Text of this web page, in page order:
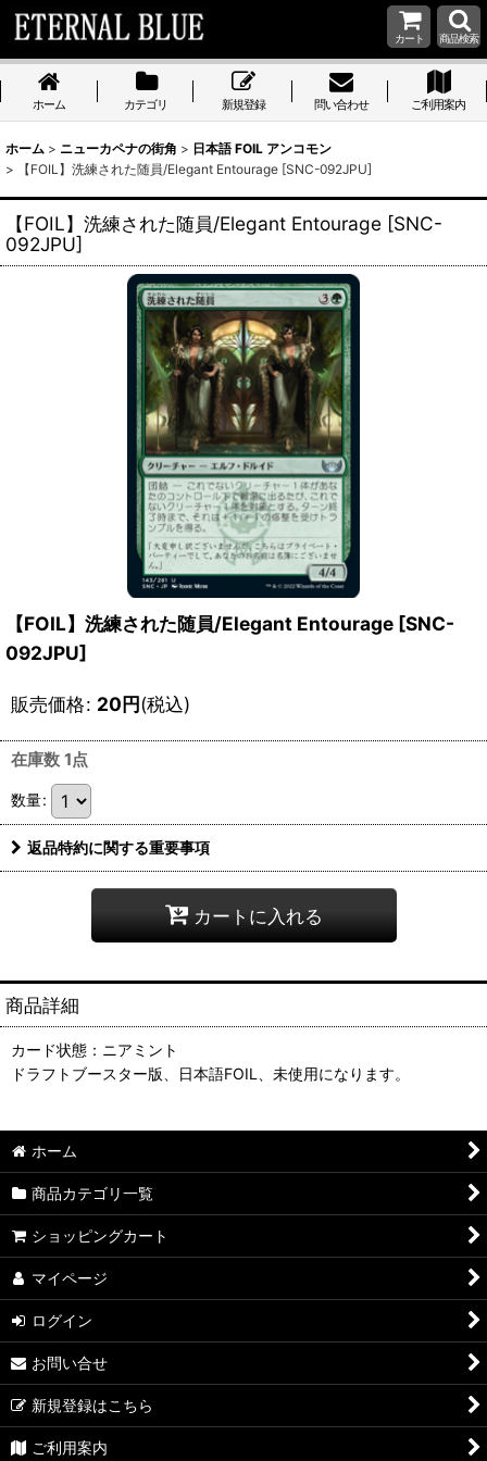
カート 商品検索
ホーム カテゴリ 新規登録 問い合わせ ご利用案内
ホーム > ニューカペナの街角 > 日本語 FOIL アンコモン
>
【FOIL】洗練された随員/Elegant Entourage [SNC-092JPU]
【FOIL】洗練された随員/Elegant Entourage [SNC-
092JPU]
【FOIL】洗練された随員/Elegant Entourage [SNC-
092JPU]
販売価格: 20円(税込)
在庫数 1点
数量:
返品特約に関する重要事項
カートに入れる
商品詳細
カード状態：ニアミント
ドラフトブースター版、日本語FOIL、未使用になります。
ホーム
商品カテゴリ一覧
ショッピングカート
マイページ
ログイン
お問い合せ
新規登録はこちら
ご利用案内